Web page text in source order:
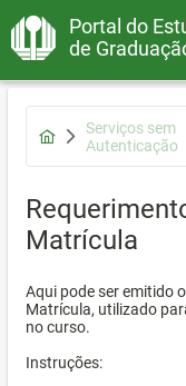
Portal do
de
Serviços sem
Autenticação
Matrícula
Aqui pode ser emitido
Matrícula, utilizado
no curso.
Instruções: